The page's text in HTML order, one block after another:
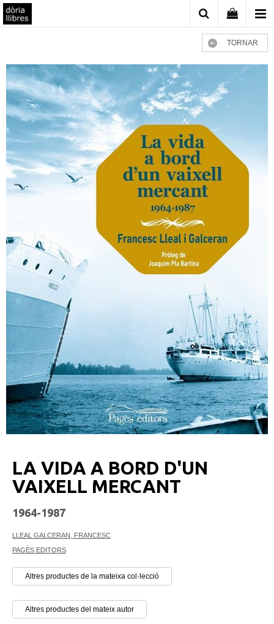
TORNAR
LA VIDA A BORD D'UN
VAIXELL MERCANT
1964-1987
LLEAL GALCERAN, FRANCESC
PAGÈS EDITORS
Altres productes de la mateixa col·lecció
Altres productes del mateix autor